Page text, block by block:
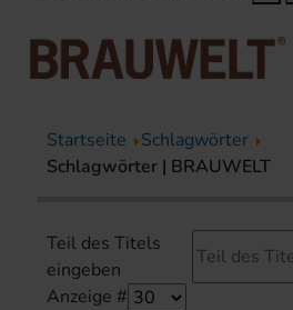
Startseite
Schlagwörter
Schlagwörter | BRAUWELT
Teil des Titels
eingeben
Anzeige #